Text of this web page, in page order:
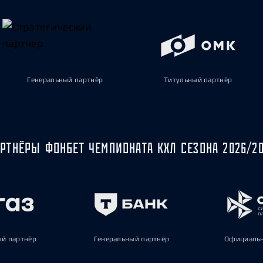
Генеральный партнёр Титульный партнёр
ФОНБЕТ ЧЕМПИОНАТА КХЛ СЕЗОНА 2026/
партнёр Генеральный партнёр